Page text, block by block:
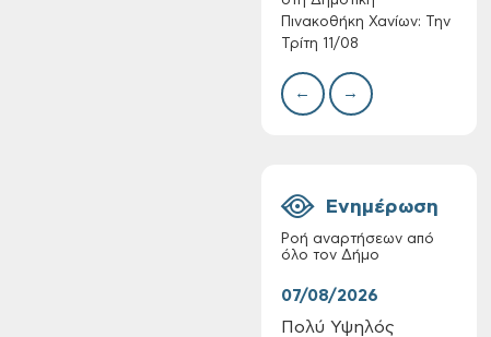
Τακτική συνεδρίαση
Πινακοθήκη Χανίων: Την
Τρίτη 11/08
← →
Ενημέρωση
Ροή αναρτήσεων από
όλο τον Δήμο
07/08/2026
Πολύ Υψηλός